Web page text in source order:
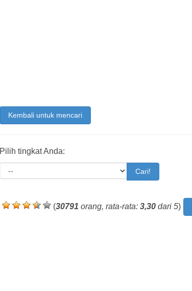
Kembali untuk mencari
Pilih tingkat Anda:
Cari!
(30791 orang, rata-rata: 3,30dari 5)